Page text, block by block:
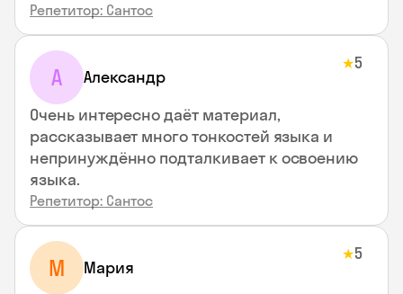
Репетитор: Сантос
А Александр
★5
Очень интересно даёт материал,
рассказывает много тонкостей языка и
непринуждённо подталкивает к освоению
языка.
Репетитор: Сантос
М Мария
★5